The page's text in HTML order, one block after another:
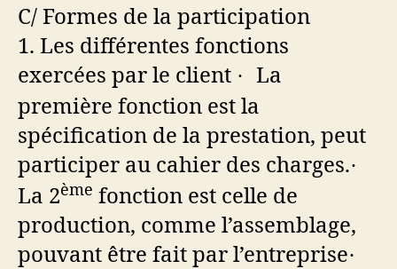
C/ Formes de la participation
1. Les différentes fonctions
exercées par le client ·
La
première fonction est la
spécification de la prestation, peut
participer au cahier des charges.·
La 2ème fonction est celle de
production, comme l’assemblage,
pouvant être fait par l’entreprise·